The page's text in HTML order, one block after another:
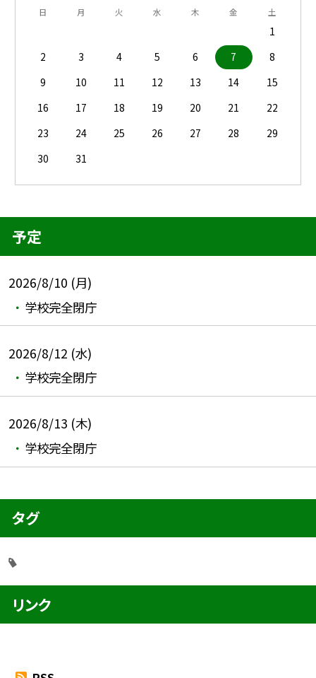
日 月 火 水 木 金 土
1
2
3 4 5 6 7
8
9
10 11 12 13 14
15
16
17 18 19 20 21
22
23
24 25 26 27 28
29
30
31
予定
2026/8/10 (月)
学校完全閉庁
2026/8/12 (水)
学校完全閉庁
2026/8/13 (木)
学校完全閉庁
タグ
リンク